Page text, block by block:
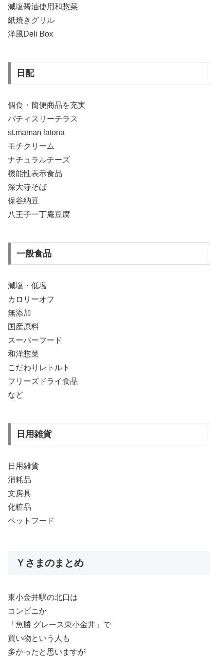
減塩醤油使用和惣菜
紙焼きグリル
洋風Deli Box
日配
個食・簡便商品を充実
パティスリーテラス
st.maman latona
モチクリーム
ナチュラルチーズ
機能性表示食品
深大寺そば
保谷納豆
八王子一丁庵豆腐
一般食品
減塩・低塩
カロリーオフ
無添加
国産原料
スーパーフード
和洋惣菜
こだわりレトルト
フリーズドライ食品
など
日用雑貨
日用雑貨
消耗品
文房具
化粧品
ペットフード
Ｙさまのまとめ
東小金井駅の北口は
コンビニか
「魚勝 グレース東小金井」で
買い物という人も
多かったと思いますが